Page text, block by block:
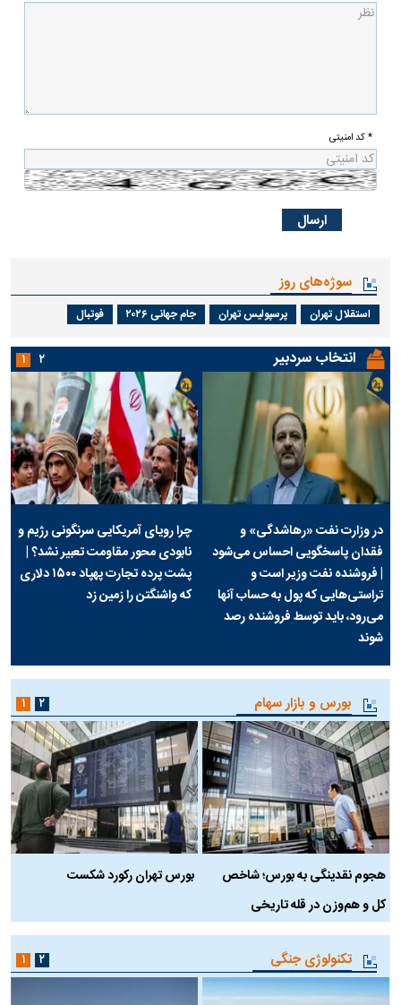
* کد امنیتی
سوژه‌های روز
استقلال تهران پرسپولیس تهران جام جهانی ۲۰۲۶ فوتبال
انتخاب سردبیر
در وزارت نفت «رهاشدگی» و
فقدان پاسخگویی احساس می‌شود
| فروشنده نفت وزیر است و
تراستی‌هایی که پول به حساب آنها
می‌رود، باید توسط فروشنده رصد
شوند
چرا رویای آمریکایی سرنگونی رژیم و
نابودی محور مقاومت تعبیر نشد؟ |
پشت پرده تجارت پهپاد‌ ۱۵۰۰ دلاری
که واشنگتن را زمین زد
۱ ۲
بورس و بازار سهام
هجوم نقدینگی به بورس؛ شاخص
کل و هم‌وزن در قله تاریخی
بورس تهران رکورد شکست
۱ ۲
تکنولوژی جنگی ۱ ۲